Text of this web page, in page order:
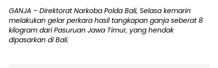
GANJA – Direktorat Narkoba Polda Bali, Selasa kemarin
melakukan gelar perkara hasil tangkapan ganja seberat 8
kilogram dari Pasuruan Jawa Timur, yang hendak
dipasarkan di Bali.